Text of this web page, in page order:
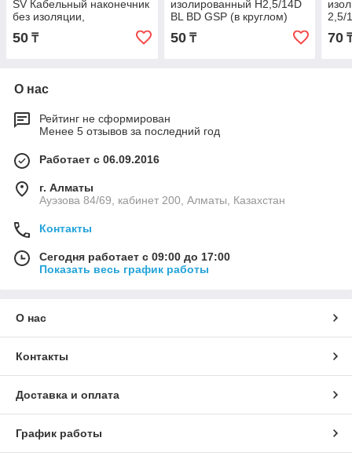
SV Кабельный наконечник
без изоляции,
изолированный, 10 mm, 8
mm, серый
50 ₸
изолированный H2,5/14D
BL BD GSP (в круглом)
50₸
2,5/
70
О нас
Рейтинг не сформирован
Менее 5 отзывов за последний год
Работает с 06.09.2016
г. Алматы
Ауэзова 84/69, кабинет 200, Алматы, Казахстан
Контакты
Сегодня работает с 09:00 до 17:00
Показать весь график работы
О нас
Контакты
Доставка и оплата
График работы